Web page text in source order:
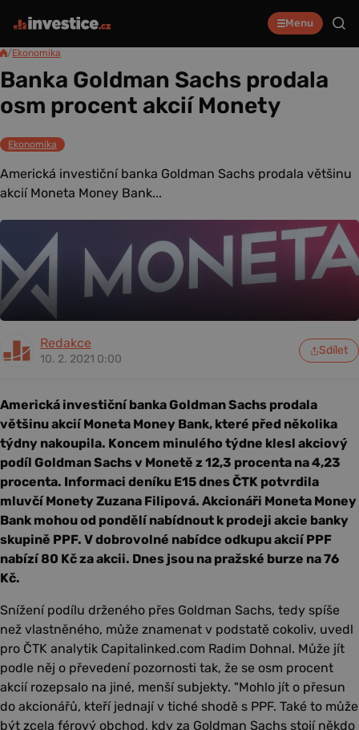
Menu
/Ekonomika
Banka Goldman Sachs prodala
osm procent akcií Monety
Ekonomika
Americká investiční banka Goldman Sachs prodala většinu
akcií Moneta Money Bank...
Redakce
10. 2. 2021 0:00
Sdílet
Americká investiční banka Goldman Sachs prodala
většinu akcií Moneta Money Bank, které před několika
týdny nakoupila. Koncem minulého týdne klesl akciový
podíl Goldman Sachs v Monetě z 12,3 procenta na 4,23
procenta. Informaci deníku E15 dnes ČTK potvrdila
mluvčí Monety Zuzana Filipová. Akcionáři Moneta Money
Bank mohou od pondělí nabídnout k prodeji akcie banky
skupině PPF. V dobrovolné nabídce odkupu akcií PPF
nabízí 80 Kč za akcii. Dnes jsou na pražské burze na 76
Kč.
Snížení podílu drženého přes Goldman Sachs, tedy spíše
než vlastněného, může znamenat v podstatě cokoliv, uvedl
pro ČTK analytik Capitalinked.com Radim Dohnal. Může jít
podle něj o převedení pozornosti tak, že se osm procent
akcií rozepsalo na jiné, menší subjekty. "Mohlo jít o přesun
do akcionářů, kteří jednají v tiché shodě s PPF. Také to může
být zcela férový obchod, kdy za Goldman Sachs stojí někdo